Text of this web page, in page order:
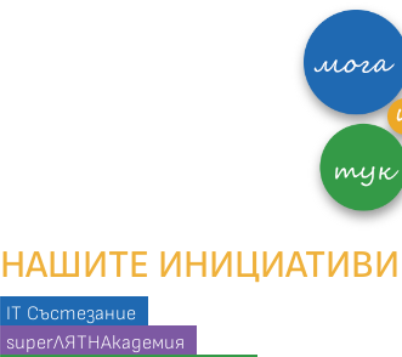
НАШИТЕ
IT Състезание
superЛЯТНАкадемия